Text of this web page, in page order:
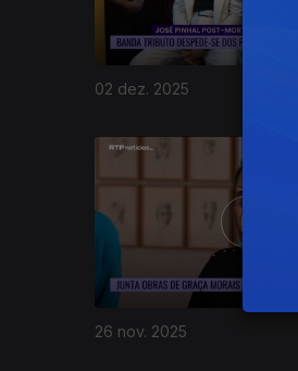
02 dez. 2025
26 nov. 2025